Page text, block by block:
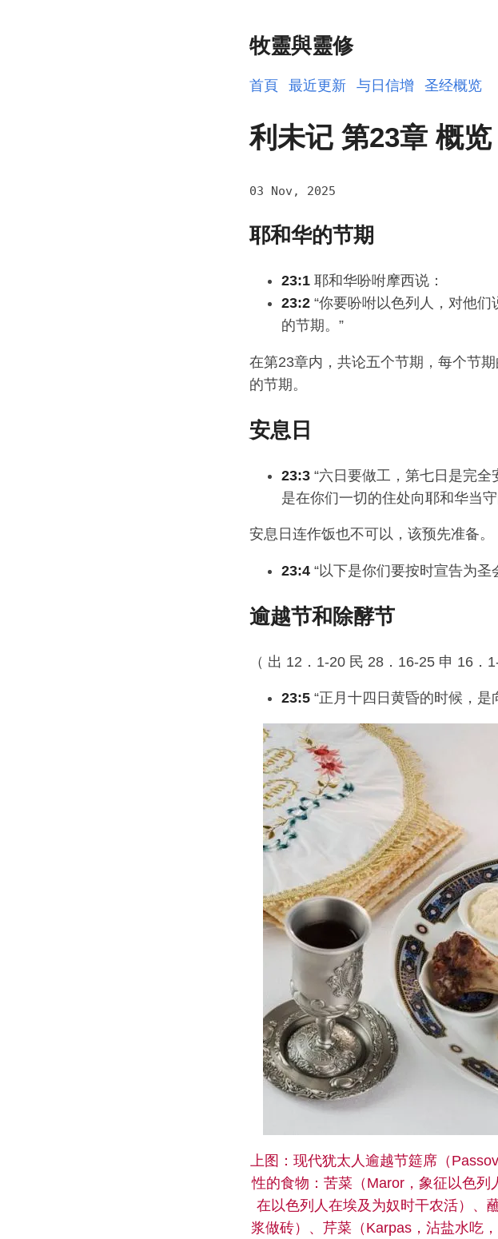
牧靈與靈修
首頁 最近更新 与日信增 圣经概览
利未记 第23章 概览
03 Nov, 2025
耶和华的节期
23:1 耶和华吩咐摩西说：
23:2 “你要吩咐以色列人，对他
的节期。”
在第23章内，共论五个节期，每个节
的节期。
安息日
23:3 “六日要做工，第七日是完
是在你们一切的住处向耶和华当
安息日连作饭也不可以，该预先准备。
23:4 “以下是你们要按时宣告为圣
逾越节和除酵节
（ 出 12．1-20 民 28．16-25 申 16．1-
23:5 “正月十四日黄昏的时候，是
上图：现代犹太人逾越节筵席（
性的食物：苦菜（Maror，象征以色
在以色列人在埃及为奴时干农活）、
浆做砖）、芹菜（Karpas，沾盐水吃